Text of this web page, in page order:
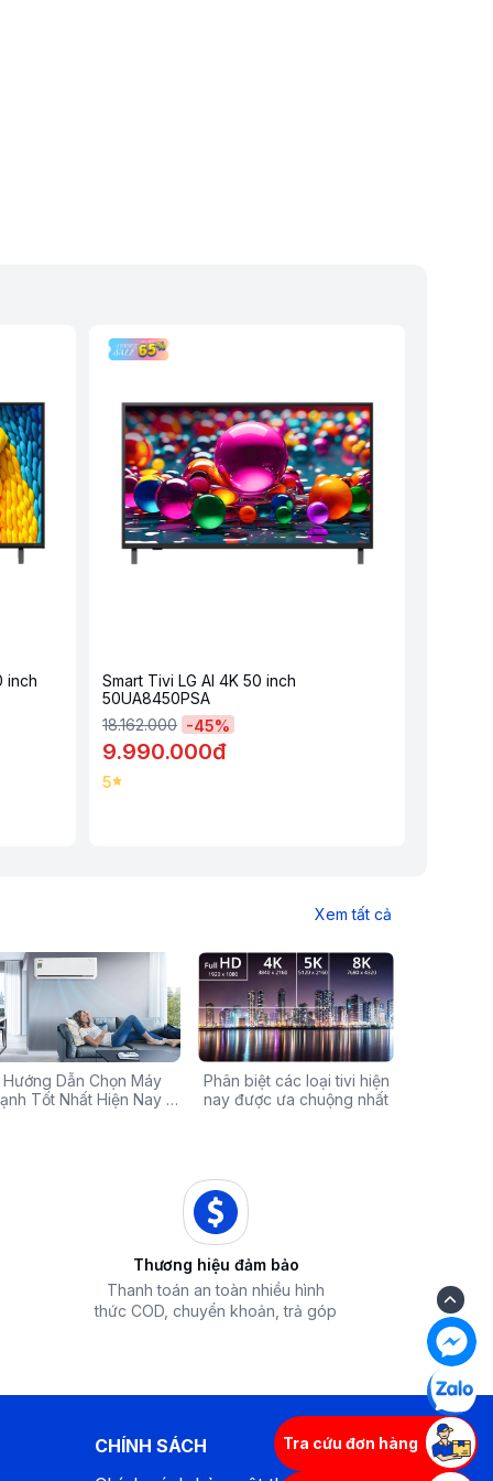
Tra cứu đơn hàng
inch
Smart Tivi LG AI 4K 50 inch
50UA8450PSA
18.162.000 -45%
9.990.000đ
5
Hãng Giá Rẻ –
Ưu Đãi Chỉ Có Tại
Tivi sale khủng đến 60%:
Cơ hội sở hữu chiếc tivi
50% - Cơ hội
Xem tất cả
Hướng Dẫn Chọn Máy
Tốt Nhất Hiện Nay –
Phân biệt các loại tivi hiện
nay được ưa chuộng nhất
Thương hiệu đảm bảo
Thanh toán an toàn nhiều hình
thức COD, chuyển khoản, trả góp
CHÍNH SÁCH